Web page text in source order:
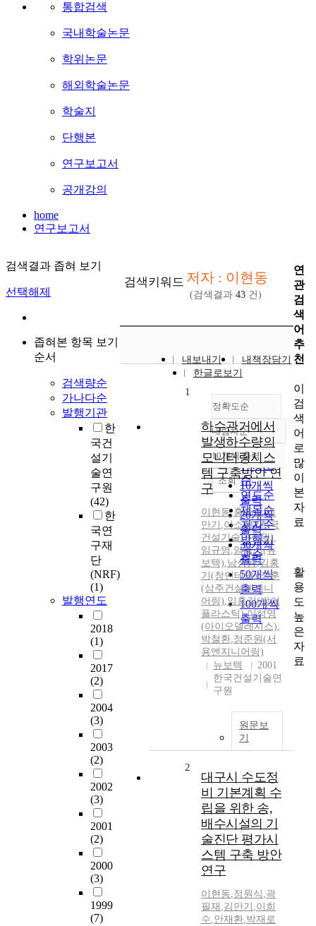
통합검색
국내학술논문
학위논문
해외학술논문
학술지
단행본
연구보고서
공개강의
home
연구보고서
검색결과 좁혀 보기
선택해제
좁혀본 항목 보기
순서
검색량순
가나다순
발행기관
한
국건
설기
술연
구원
(42)
한
국연
구재
단
(NRF)
(1)
발행연도
2018
(1)
2017
(2)
2004
(3)
2003
(2)
2002
(3)
2001
(2)
2000
(3)
1999
(7)
검색키워드 저자 : 이현동
(검색결과 43 건)
내보내기
내책장담기
한글로보기
정확도순
정확도
순
인기도
순
연도순
제목순
저자순
발행기
관순
내림차순
내림차순
10개씩 출력
10개씩
출력
20개씩
출력
30개씩
출력
50개씩
출력
100개씩
출력
조회
1
하수관거에서
발생하수량의
모니터링시스
템 구축방안 연
구
이현동,홍준식,김
만기 ,이소향,(한국
건설기술연구원),
임규영,임욱선(뉴
보텍),남상용,김홍
기(창민테크),정훈
(삼주건설엔지니
어링),임홍길(방이
플라스틱),이성영
(아이오델레시스),
박철환,정준원(서
용엔지니어링)
뉴보텍
2001
한국건설기술연
구원
원문보
기
2
대구시 수도정
비 기본계획 수
립을 위한 송,
배수시설의 기
술진단 평가시
스템 구축 방안
연구
이현동,정원식 ,곽
필재 ,김만기 ,이희
수,안재환,박재로
연
관
검
색
어
추
천
이
검
색
어
로
많
이
본
자
료
활
용
도
높
은
자
료